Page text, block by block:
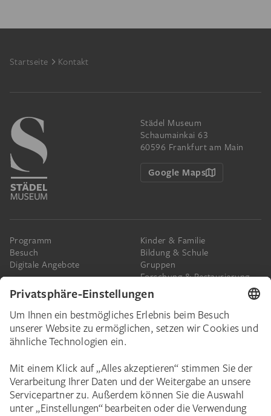
Footer
Startseite Kontakt
Städel Museum
Schaumainkai 63
60596 Frankfurt am Main
Google Maps
Programm
Besuch
Digitale Angebote
Kinder & Familie
Bildung & Schule
Gruppen
Forschung & Restaurierung
Presse
Das Städel
Spenden
Schenkungen & Nachlass
Corporate Events
Städelverein
Städel Stories
Newsletter